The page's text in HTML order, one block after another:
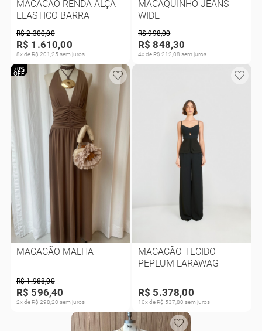
MACACÃO RENDA ALÇA
ELASTICO BARRA
R$ 2.300,00
R$ 1.610,00
8x de R$ 201,25 sem juros
MACAQUINHO JEANS
WIDE
R$ 998,00
R$ 848,30
4x de R$ 212,08 sem juros
70%
OFF
MACACÃO MALHA
R$ 1.988,00
R$ 596,40
2x de R$ 298,20 sem juros
MACACÃO TECIDO
PEPLUM LARAWAG
R$ 5.378,00
10x de R$ 537,80 sem juros